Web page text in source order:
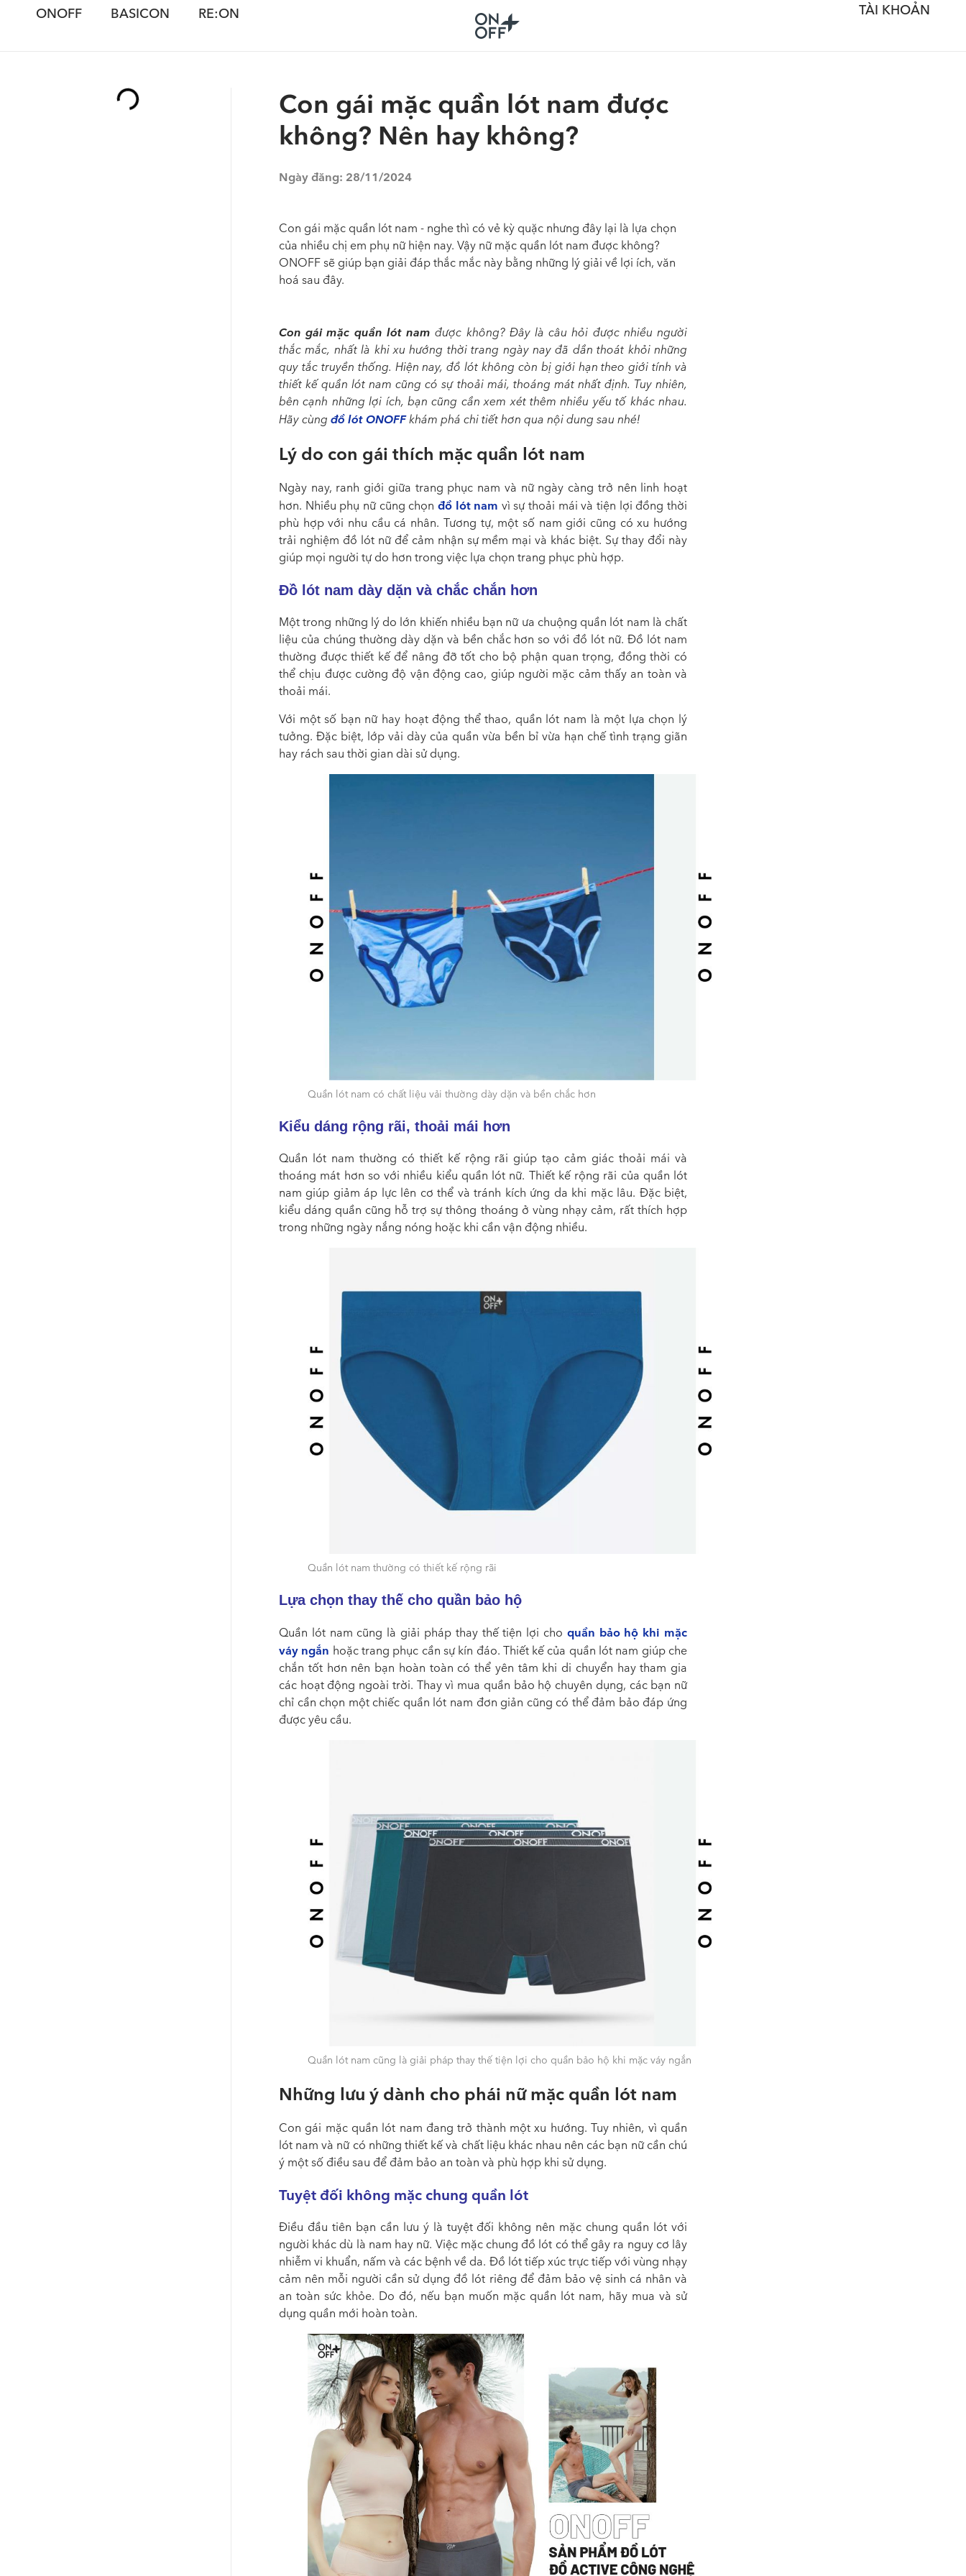
ONOFF BASICON RE:ON TÀI KHOẢN
Con gái mặc quần lót nam được
không? Nên hay không?
Ngày đăng: 28/11/2024
Con gái mặc quần lót nam - nghe thì có vẻ kỳ quặc nhưng đây lại là lựa chọn
của nhiều chị em phụ nữ hiện nay. Vậy nữ mặc quần lót nam được không?
ONOFF sẽ giúp bạn giải đáp thắc mắc này bằng những lý giải về lợi ích, văn
hoá sau đây.
Con gái mặc quần lót nam được không? Đây là câu hỏi được nhiều người
thắc mắc, nhất là khi xu hướng thời trang ngày nay đã dần thoát khỏi những
quy tắc truyền thống. Hiện nay, đồ lót không còn bị giới hạn theo giới tính và
thiết kế quần lót nam cũng có sự thoải mái, thoáng mát nhất định. Tuy nhiên,
bên cạnh những lợi ích, bạn cũng cần xem xét thêm nhiều yếu tố khác nhau.
Hãy cùng đồ lót ONOFFkhám phá chi tiết hơn qua nội dung sau nhé!
Lý do con gái thích mặc quần lót nam
Ngày nay, ranh giới giữa trang phục nam và nữ ngày càng trở nên linh hoạt
hơn. Nhiều phụ nữ cũng chọn đồ lót nam vì sự thoải mái và tiện lợi đồng thời
phù hợp với nhu cầu cá nhân. Tương tự, một số nam giới cũng có xu hướng
trải nghiệm đồ lót nữ để cảm nhận sự mềm mại và khác biệt. Sự thay đổi này
giúp mọi người tự do hơn trong việc lựa chọn trang phục phù hợp.
Đồ lót nam dày dặn và chắc chắn hơn
Một trong những lý do lớn khiến nhiều bạn nữ ưa chuộng quần lót nam là chất
liệu của chúng thường dày dặn và bền chắc hơn so với đồ lót nữ. Đồ lót nam
thường được thiết kế để nâng đỡ tốt cho bộ phận quan trọng, đồng thời có
thể chịu được cường độ vận động cao, giúp người mặc cảm thấy an toàn và
thoải mái.
Với một số bạn nữ hay hoạt động thể thao, quần lót nam là một lựa chọn lý
tưởng. Đặc biệt, lớp vải dày của quần vừa bền bỉ vừa hạn chế tình trạng giãn
hay rách sau thời gian dài sử dụng.
Quần lót nam có chất liệu vải thường dày dặn và bền chắc hơn
Kiểu dáng rộng rãi, thoải mái hơn
Quần lót nam thường có thiết kế rộng rãi giúp tạo cảm giác thoải mái và
thoáng mát hơn so với nhiều kiểu quần lót nữ. Thiết kế rộng rãi của quần lót
nam giúp giảm áp lực lên cơ thể và tránh kích ứng da khi mặc lâu. Đặc biệt,
kiểu dáng quần cũng hỗ trợ sự thông thoáng ở vùng nhạy cảm, rất thích hợp
trong những ngày nắng nóng hoặc khi cần vận động nhiều.
Quần lót nam thường có thiết kế rộng rãi
Lựa chọn thay thế cho quần bảo hộ
Quần lót nam cũng là giải pháp thay thế tiện lợi cho quần bảo hộ khi mặc
váy ngắn hoặc trang phục cần sự kín đáo. Thiết kế của quần lót nam giúp che
chắn tốt hơn nên bạn hoàn toàn có thể yên tâm khi di chuyển hay tham gia
các hoạt động ngoài trời. Thay vì mua quần bảo hộ chuyên dụng, các bạn nữ
chỉ cần chọn một chiếc quần lót nam đơn giản cũng có thể đảm bảo đáp ứng
được yêu cầu.
Quần lót nam cũng là giải pháp thay thế tiện lợi cho quần bảo hộ khi mặc váy ngắn
Những lưu ý dành cho phái nữ mặc quần lót nam
Con gái mặc quần lót nam đang trở thành một xu hướng. Tuy nhiên, vì quần
lót nam và nữ có những thiết kế và chất liệu khác nhau nên các bạn nữ cần chú
ý một số điều sau để đảm bảo an toàn và phù hợp khi sử dụng.
Tuyệt đối không mặc chung quần lót
Điều đầu tiên bạn cần lưu ý là tuyệt đối không nên mặc chung quần lót với
người khác dù là nam hay nữ. Việc mặc chung đồ lót có thể gây ra nguy cơ lây
nhiễm vi khuẩn, nấm và các bệnh về da. Đồ lót tiếp xúc trực tiếp với vùng nhạy
cảm nên mỗi người cần sử dụng đồ lót riêng để đảm bảo vệ sinh cá nhân và
an toàn sức khỏe. Do đó, nếu bạn muốn mặc quần lót nam, hãy mua và sử
dụng quần mới hoàn toàn.